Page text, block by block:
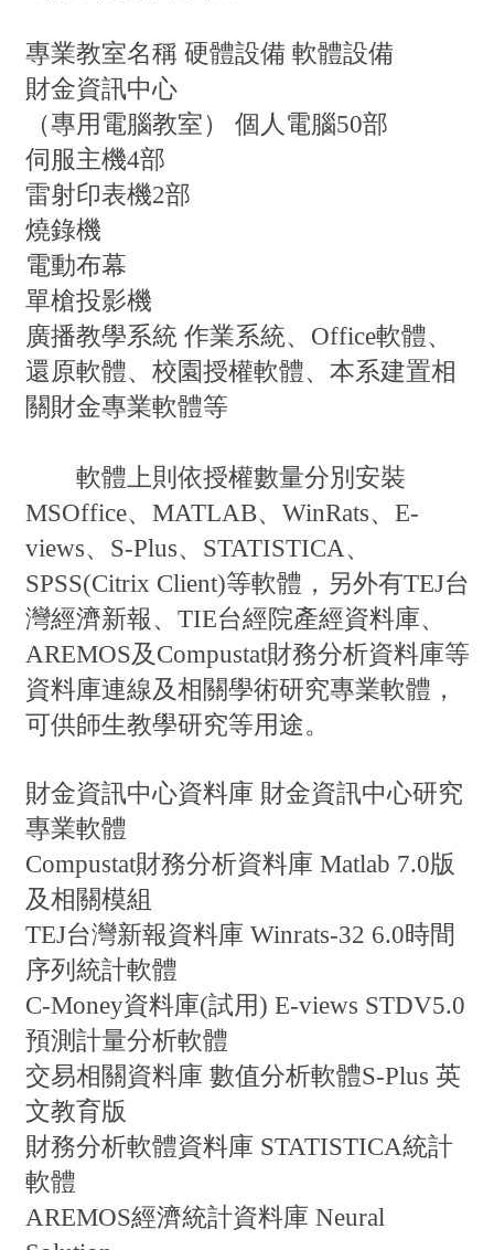
專業教室名稱 硬體設備 軟體設備
財金資訊中心
（專用電腦教室）
個人電腦50部
伺服主機4部
雷射印表機2部
燒錄機
電動布幕
單槍投影機
廣播教學系統 作業系統、Office軟體、
還原軟體、校園授權軟體、本系建置相
關財金專業軟體等
軟體上則依授權數量分別安裝
MSOffice、MATLAB、WinRats、E-
views、S-Plus、STATISTICA、
SPSS(Citrix Client)等軟體，另外有TEJ台
灣經濟新報、TIE台經院產經資料庫、
AREMOS及Compustat財務分析資料庫等
資料庫連線及相關學術研究專業軟體，
可供師生教學研究等用途。
財金資訊中心資料庫 財金資訊中心研究
專業軟體
Compustat財務分析資料庫 Matlab 7.0版
及相關模組
TEJ台灣新報資料庫 Winrats-32 6.0時間
序列統計軟體
C-Money資料庫(試用) E-views STDV5.0
預測計量分析軟體
交易相關資料庫 數值分析軟體S-Plus 英
文教育版
財務分析軟體資料庫 STATISTICA統計
軟體
AREMOS經濟統計資料庫 Neural